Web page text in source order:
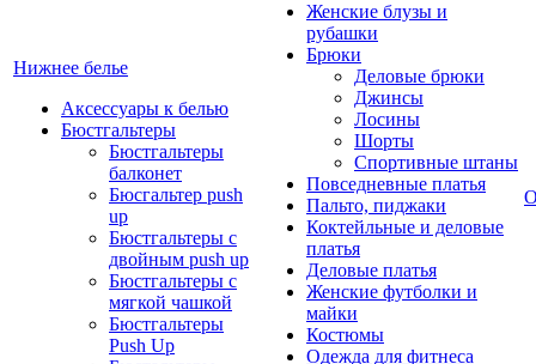
Нижнее белье
Аксессуары к белью
Бюстгальтеры
Бюстгальтеры
балконет
Бюсгальтер push
up
Бюстгальтеры с
двойным push up
Бюстгальтеры с
мягкой чашкой
Бюстгальтеры
Push Up
Женские блузы и
рубашки
Брюки
Деловые брюки
Джинсы
Лосины
Шорты
Спортивные штаны
Повседневные платья
Пальто, пиджаки
Коктейльные и деловые
платья
Деловые платья
Женские футболки и
майки
Костюмы
Одежда для фитнеса